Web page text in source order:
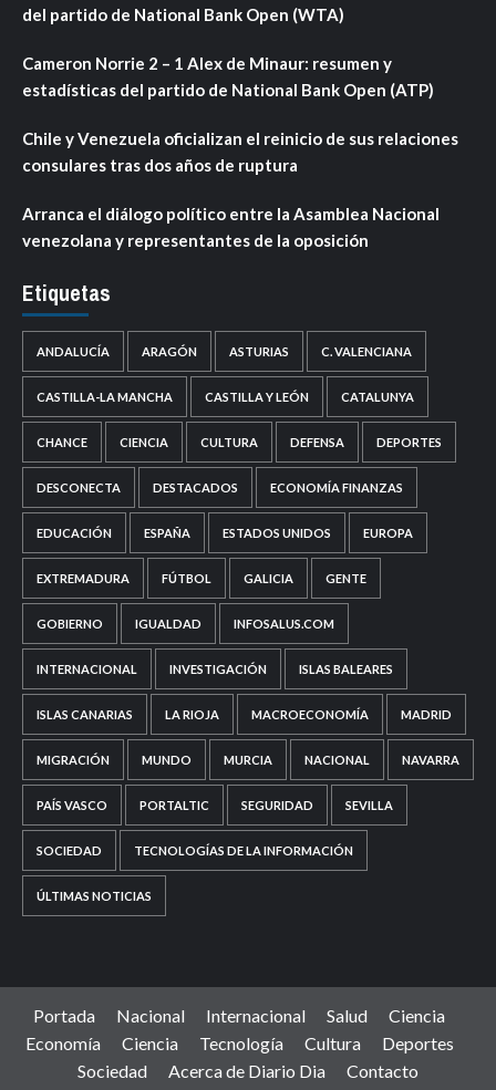
del partido de National Bank Open (WTA)
Cameron Norrie 2 – 1 Alex de Minaur: resumen y
estadísticas del partido de National Bank Open (ATP)
Chile y Venezuela oficializan el reinicio de sus relaciones
consulares tras dos años de ruptura
Arranca el diálogo político entre la Asamblea Nacional
venezolana y representantes de la oposición
Etiquetas
ANDALUCÍA ARAGÓN ASTURIAS C. VALENCIANA
CASTILLA-LA MANCHA CASTILLA Y LEÓN CATALUNYA
CHANCE CIENCIA CULTURA DEFENSA DEPORTES
DESCONECTA DESTACADOS ECONOMÍA FINANZAS
EDUCACIÓN ESPAÑA ESTADOS UNIDOS EUROPA
EXTREMADURA FÚTBOL GALICIA GENTE
GOBIERNO IGUALDAD INFOSALUS.COM
INTERNACIONAL INVESTIGACIÓN ISLAS BALEARES
ISLAS CANARIAS LA RIOJA MACROECONOMÍA MADRID
MIGRACIÓN MUNDO MURCIA NACIONAL NAVARRA
PAÍS VASCO PORTALTIC SEGURIDAD SEVILLA
SOCIEDAD TECNOLOGÍAS DE LA INFORMACIÓN
ÚLTIMAS NOTICIAS
Portada Nacional Internacional Salud
Ciencia
Economía
Ciencia Tecnología Cultura
Deportes
Sociedad
Acerca de Diario Dia Contacto